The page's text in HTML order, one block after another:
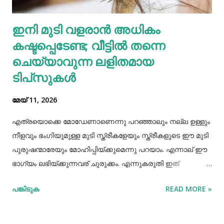
എല്ലാത്തരം തിനയും പോഷകസമൃദ്ധമാണെങ്കിലും, റാഗിക്ക്
ചില പ്രത്യേക ഗുണങ്ങളുണ്ട്. റാഗി ഗ്ലൂറ്റൻ രഹിതവും
പ്രോട്ടീനാൽ സമ്പുഷ്ടവുമാണ്. മറ്റ് തിനകളേക്കാൾ കൂടുതൽ
കാൽസ്യ...
ഇനി മുടി വളരാൻ അധികം
കഷ്ടപ്പെടേണ്ട; വീട്ടിൽ തന്നെ
ചെയ്യാവുന്ന ലളിതമായ
ടിപ്‌സുകൾ
മേയ് 11, 2026
എത്രയൊക്കെ മോഡേണാണെന്നു പറഞ്ഞാലും നല്ല ഉള്ളും
നീളവും ഭംഗിയുമുള്ള മുടി സ്ത്രീകളേയും സ്ത്രീകളുടെ ഈ മുടി
പുരുഷന്മാരേയും മോഹിപ്പിയ്ക്കുമെന്നു പറയാം. എന്നാല് ഈ
ഭാഗ്യം ലഭിയ്ക്കുന്നവര് ചുരുക്കം. എന്നുകരുതി ഇത്
സഹായിക്കുന്ന ചില വഴികളെക്കുറിച്ചറിയൂ,മുടി വളര്‍ച്ചയ്ക്ക്
പങ്കിടുക READ MORE »